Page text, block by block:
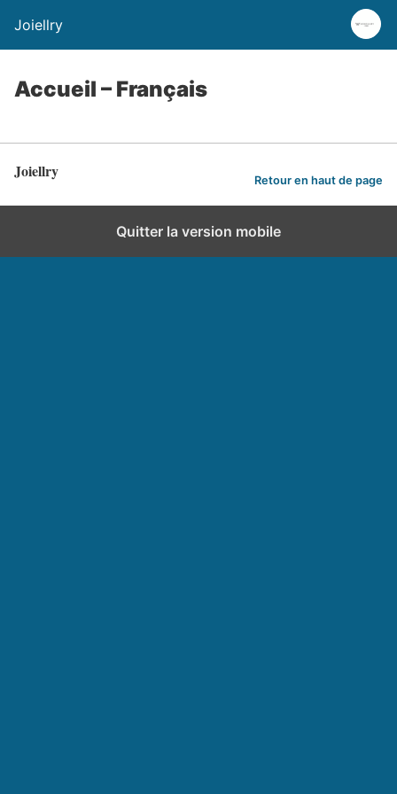
Joiellry
Accueil – Français
Joiellry Retour en haut de page
Quitter la version mobile